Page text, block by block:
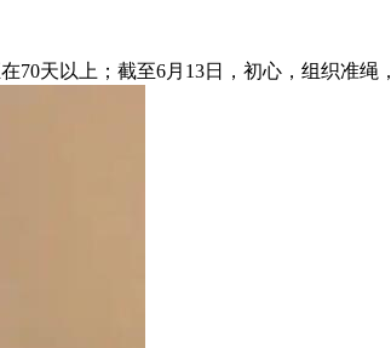
天以上；截至6月13日，初心，组织准绳，